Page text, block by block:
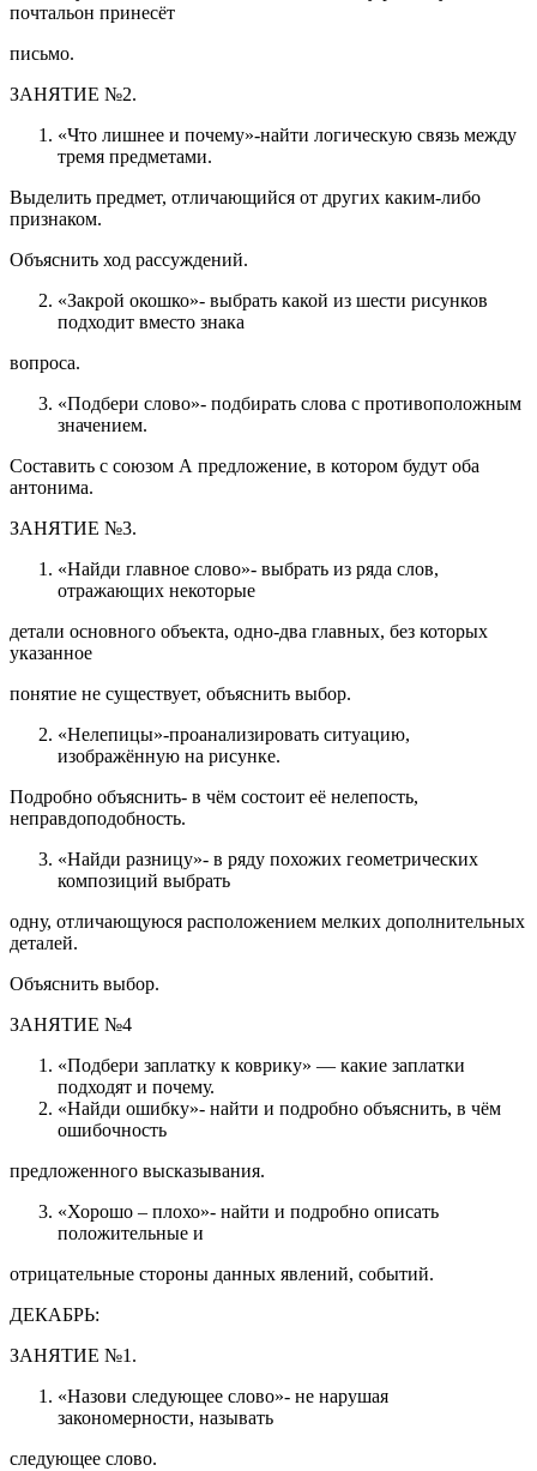
почтальон принесёт
письмо.
ЗАНЯТИЕ №2.
«Что лишнее и почему»-найти логическую связь между
тремя предметами.
Выделить предмет, отличающийся от других каким-либо
признаком.
Объяснить ход рассуждений.
«Закрой окошко»- выбрать какой из шести рисунков
подходит вместо знака
вопроса.
«Подбери слово»- подбирать слова с противоположным
значением.
Составить с союзом А предложение, в котором будут оба
антонима.
ЗАНЯТИЕ №3.
«Найди главное слово»- выбрать из ряда слов,
отражающих некоторые
детали основного объекта, одно-два главных, без которых
указанное
понятие не существует, объяснить выбор.
«Нелепицы»-проанализировать ситуацию,
изображённую на рисунке.
Подробно объяснить- в чём состоит её нелепость,
неправдоподобность.
«Найди разницу»- в ряду похожих геометрических
композиций выбрать
одну, отличающуюся расположением мелких дополнительных
деталей.
Объяснить выбор.
ЗАНЯТИЕ №4
«Подбери заплатку к коврику» — какие заплатки
подходят и почему.
«Найди ошибку»- найти и подробно объяснить, в чём
ошибочность
предложенного высказывания.
«Хорошо – плохо»- найти и подробно описать
положительные и
отрицательные стороны данных явлений, событий.
ДЕКАБРЬ:
ЗАНЯТИЕ №1.
«Назови следующее слово»- не нарушая
закономерности, называть
следующее слово.